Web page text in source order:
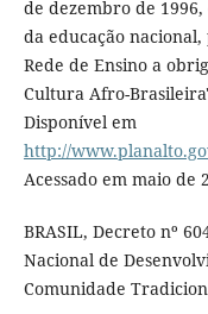
de dezembro de
da educação
Rede de Ensino a
Cultura Afro-
Disponível em
http://
Acessado em maio de
BRASIL, Decreto nº
Nacional de
Comunidade